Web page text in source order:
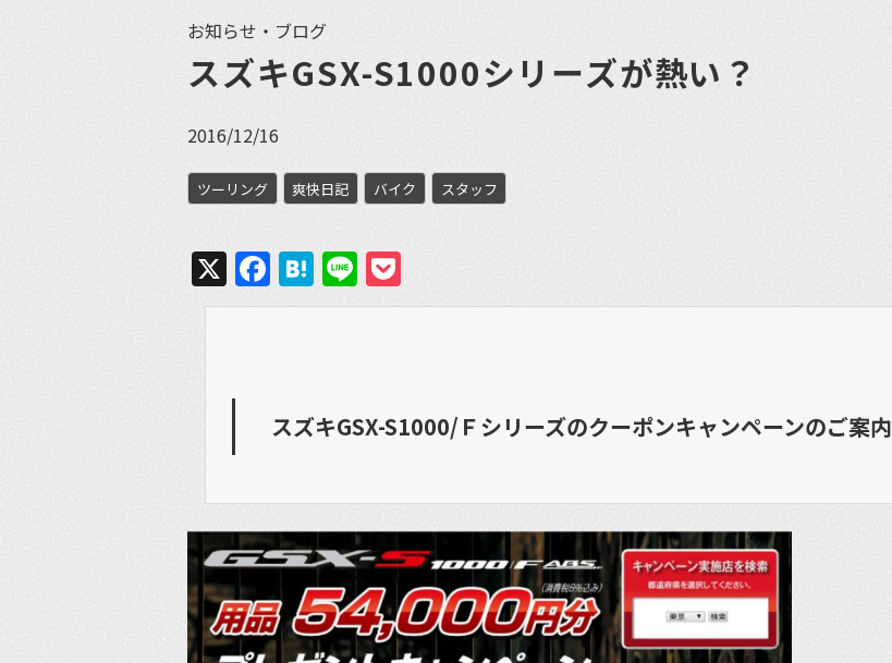
お知らせ・ブログ
スズキGSX-S1000シリーズが熱い？
2016/12/16
ツーリング 爽快日記 バイク スタッフ
X Facebook
Hatena
Line
スズキGSX-S1000/Ｆシリーズのクーポンキャンペーンのご案内